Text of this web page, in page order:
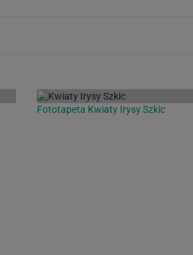
Fototapeta Kwiaty Irysy Szkic